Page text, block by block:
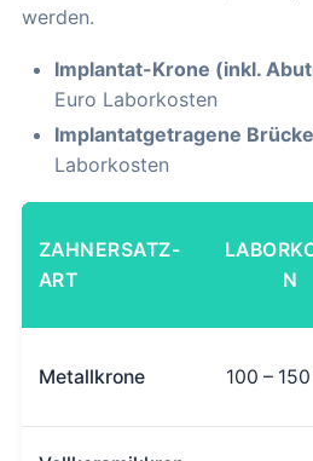
werden.
Implantat-Krone (inkl.
Euro Laborkosten
Implantatgetragene
Laborkosten
ZAHNERSATZ-
ART
N
Metallkrone 100 –